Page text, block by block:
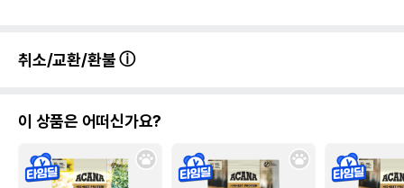
취소/교환/환불
이 상품은 어떠신가요?